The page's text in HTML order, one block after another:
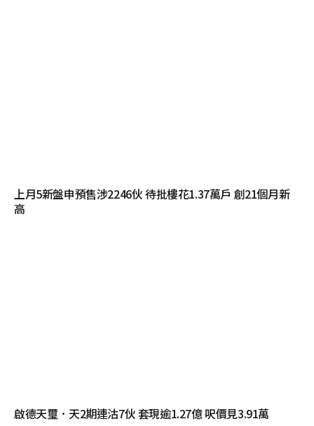
上月5新盤申預售涉2246伙 待批樓花1.37萬戶 創21個月新
高
啟德天璽．天2期連沽7伙 套現逾1.27億 呎價見3.91萬